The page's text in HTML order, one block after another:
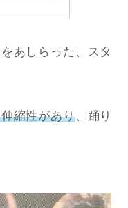
あしらった、スタ
縮性があり、踊り